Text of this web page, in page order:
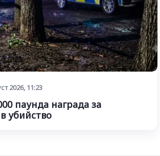
2026, 11:23
паунда награда за
убийство